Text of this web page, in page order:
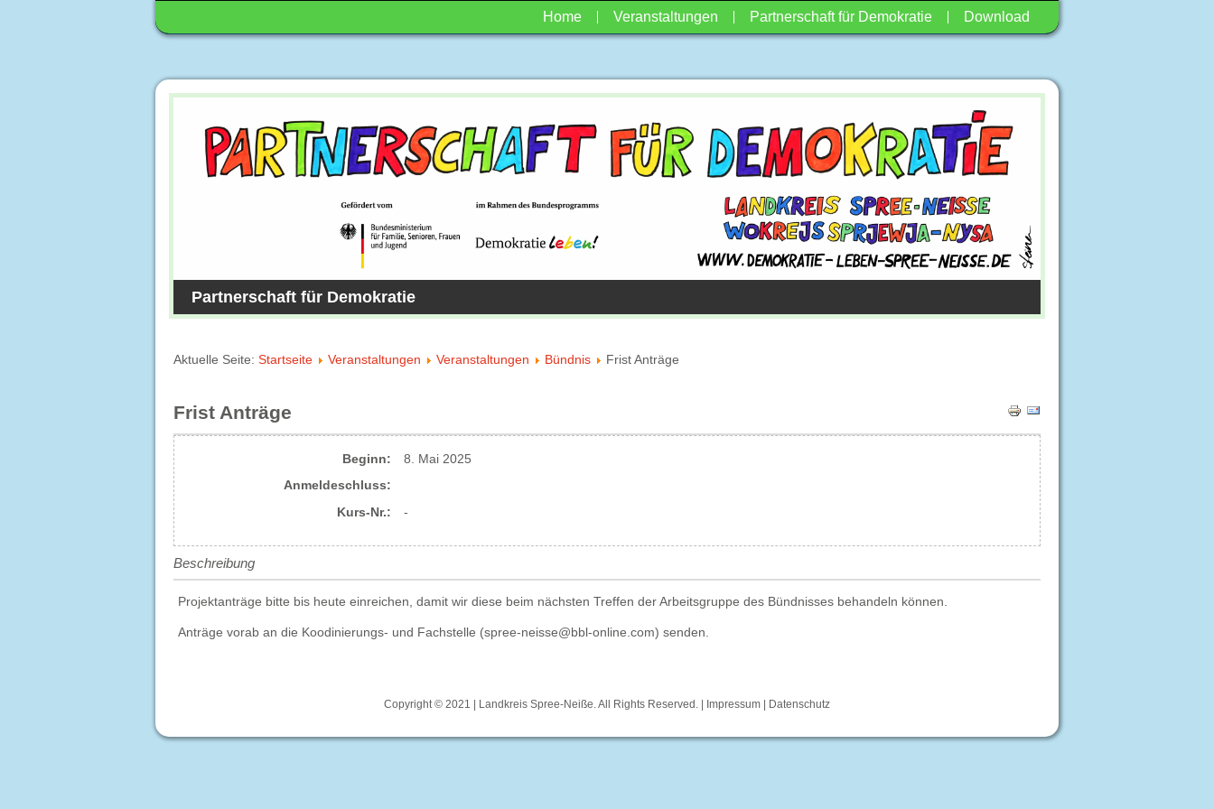
Home Veranstaltungen Partnerschaft für Demokratie Download
Partnerschaft für Demokratie
Aktuelle Seite: Startseite Veranstaltungen Veranstaltungen Bündnis Frist Anträge
Frist Anträge
Beginn:
8. Mai 2025
Anmelde​schluss:
Kurs-Nr.:
-
Beschreibung
Projektanträge bitte bis heute einreichen, damit wir diese beim nächsten Treffen der Arbeitsgruppe des Bündnisses behandeln können.
Anträge vorab an die Koodinierungs- und Fachstelle (spree-neisse@bbl-online.com) senden.
Copyright © 2021 | Landkreis Spree-Neiße. All Rights Reserved. | Impressum Datenschutz